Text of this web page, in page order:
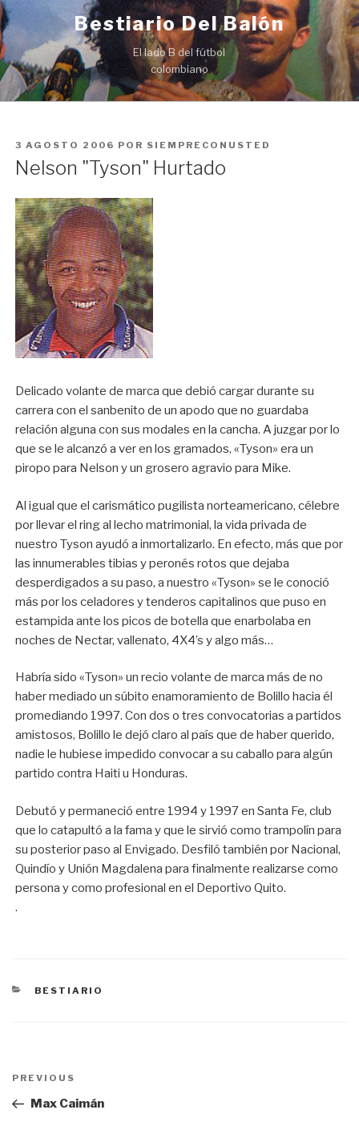
Ir
al
contenido
Bestiario Del Balón
El lado B del fútbol
colombiano
PUBLICADO
EN
3 AGOSTO 2006 POR SIEMPRECONUSTED
Nelson "Tyson" Hurtado
Delicado volante de marca que debió cargar durante su
carrera con el sanbenito de un apodo que no guardaba
relación alguna con sus modales en la cancha. A juzgar por lo
que se le alcanzó a ver en los gramados, «Tyson» era un
piropo para Nelson y un grosero agravio para Mike.
Al igual que el carismático pugilista norteamericano, célebre
por llevar el ring al lecho matrimonial, la vida privada de
nuestro Tyson ayudó a inmortalizarlo. En efecto, más que por
las innumerables tibias y peronés rotos que dejaba
desperdigados a su paso, a nuestro «Tyson» se le conoció
más por los celadores y tenderos capitalinos que puso en
estampida ante los picos de botella que enarbolaba en
noches de Nectar, vallenato, 4X4’s y algo más…
Habría sido «Tyson» un recio volante de marca más de no
haber mediado un súbito enamoramiento de Bolillo hacia él
promediando 1997. Con dos o tres convocatorias a partidos
amistosos, Bolillo le dejó claro al país que de haber querido,
nadie le hubiese impedido convocar a su caballo para algún
partido contra Haiti u Honduras.
Debutó y permaneció entre 1994 y 1997 en Santa Fe, club
que lo catapultó a la fama y que le sirvió como trampolín para
su posterior paso al Envigado. Desfiló también por Nacional,
Quindío y Unión Magdalena para finalmente realizarse como
persona y como profesional en el Deportivo Quito.
.
CATEGORÍAS
BESTIARIO
Navegación
entradas
Previous
Post
PREVIOUS
Max Caimán